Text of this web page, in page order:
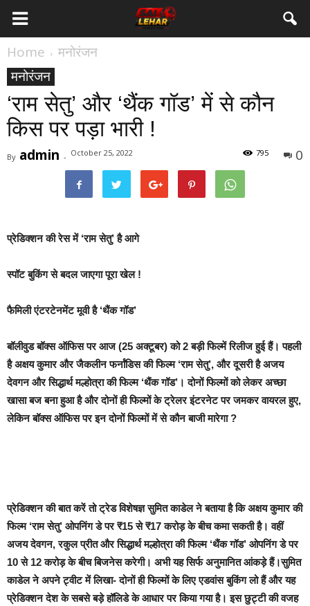
Home
मनोरंजन
मनोरंजन
‘राम सेतु’ और ‘थैंक गॉड’ में से कौन
किस पर पड़ा भारी !
By admin - October 25, 2022 0
795
प्रेडिक्शन की रेस में ‘राम सेतु’ है आगे
स्पॉट बुकिंग से बदल जाएगा पूरा खेल !
फैमिली एंटरटेनमेंट मूवी है ‘थैंक गॉड’
बॉलीवुड बॉक्स ऑफिस पर आज (25 अक्टूबर) को 2 बड़ी फिल्में रिलीज हुई हैं। पहली
है अक्षय कुमार और जैकलीन फर्नांडिस की फिल्म ‘राम सेतु’, और दूसरी है अजय
देवगन और सिद्धार्थ मल्होत्रा की फिल्म ‘थैंक गॉड’। दोनों फिल्मों को लेकर अच्छा
खासा बज बना हुआ है और दोनों ही फिल्मों के ट्रेलर इंटरनेट पर जमकर वायरल हुए,
लेकिन बॉक्स ऑफिस पर इन दोनों फिल्मों में से कौन बाजी मारेगा ?
प्रेडिक्शन की बात करें तो ट्रेड विशेषज्ञ सुमित काडेल ने बताया है कि अक्षय कुमार की
फिल्म ‘राम सेतु’ ओपनिंग डे पर ₹15 से ₹17 करोड़ के बीच कमा सकती है। वहीं
अजय देवगन, रकुल प्रीत और सिद्धार्थ मल्होत्रा की फिल्म ‘थैंक गॉड’ ओपनिंग डे पर
10 से 12 करोड़ के बीच बिजनेस करेगी। अभी यह सिर्फ अनुमानित आंकड़े हैं।सुमित
काडेल ने अपने ट्वीट में लिखा- दोनों ही फिल्मों के लिए एडवांस बुकिंग लो हैं और यह
प्रेडिक्शन देश के सबसे बड़े हॉलिडे के आधार पर किया गया है। इस छुट्टी की वजह